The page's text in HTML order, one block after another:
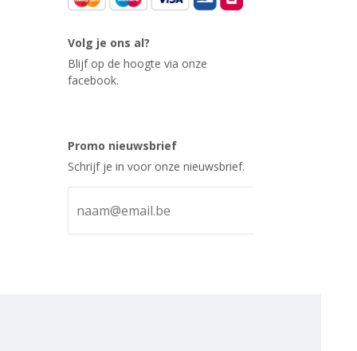
Volg je ons al?
Blijf op de hoogte via onze
facebook.
Promo nieuwsbrief
Schrijf je in voor onze nieuwsbrief.